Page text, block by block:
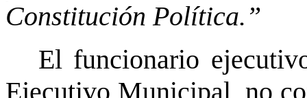
Constitución Política.”
El funcionario
Ejecutivo Municipal, no